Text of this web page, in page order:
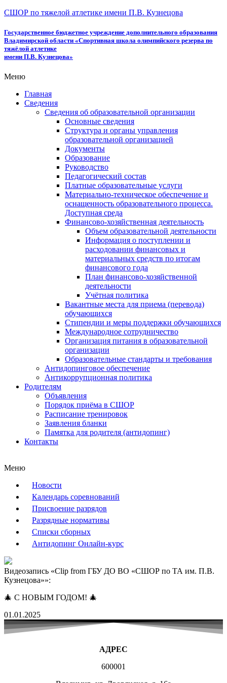
СШОР по тяжелой атлетике имени П.В. Кузнецова
Государственное бюджетное учреждение дополнительного образования
Владимирской области «Спортивная школа олимпийского резерва по
тяжёлой атлетике
имени П.В. Кузнецова»
Меню
Главная
Сведения
Сведения об образовательной организации
Основные сведения
Структура и органы управления
образовательной организацией
Документы
Образование
Руководство
Педагогический состав
Платные образовательные услуги
Материально-техническое обеспечение и
оснащенность образовательного процесса.
Доступная среда
Финансово-хозяйственная деятельность
Объем образовательной деятельности
Информация о поступлении и
расходовании финансовых и
материальных средств по итогам
финансового года
План финансово-хозяйственной
деятельности
Учётная политика
Вакантные места для приема (перевода)
обучающихся
Стипендии и меры поддержки обучающихся
Международное сотрудничество
Организация питания в образовательной
организации
Образовательные стандарты и требования
Антидопинговое обеспечение
Антикоррупционная политика
Родителям
Объявления
Порядок приёма в СШОР
Расписание тренировок
Заявления бланки
Памятка для родителя (антидопинг)
Контакты
Меню
Новости
Календарь соревнований
Присвоение разрядов
Разрядные нормативы
Списки сборных
Антидопинг Онлайн-курс
Видеозапись «Clip from ГБУ ДО ВО «СШОР по ТА им. П.В.
Кузнецова»»:
🎄 С НОВЫМ ГОДОМ! 🎄
01.01.2025
АДРЕС
600001